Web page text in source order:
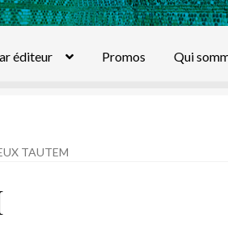
éditeur Promos Qui
TAUTEM